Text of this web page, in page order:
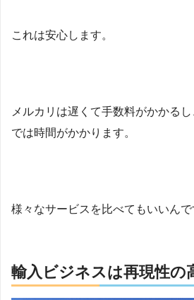
これは安心します。
メルカリは遅くて手数料がかかる
では時間がかかります。
様々なサービスを比べてもいいんで
輸入ビジネスは再現性の